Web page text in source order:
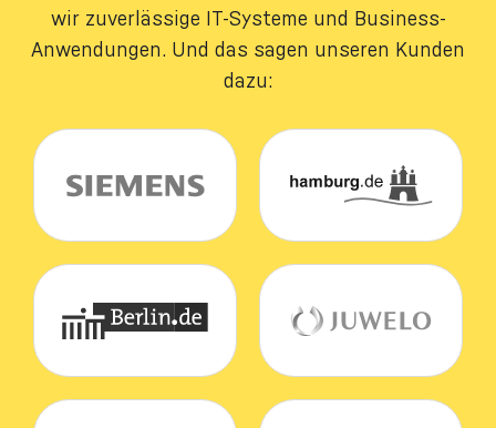
wir zuverlässige IT-Systeme und Business-
Anwendungen. Und das sagen unseren Kunden
dazu: